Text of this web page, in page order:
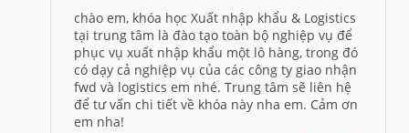
chào em, khóa học Xuất nhập khẩu & Logistics
tại trung tâm là đào tạo toàn bộ nghiệp vụ để
phục vụ xuất nhập khẩu một lô hàng, trong đó
có dạy cả nghiệp vụ của các công ty giao nhận
fwd và logistics em nhé. Trung tâm sẽ liên hệ
để tư vấn chi tiết về khóa này nha em. Cảm ơn
em nha!